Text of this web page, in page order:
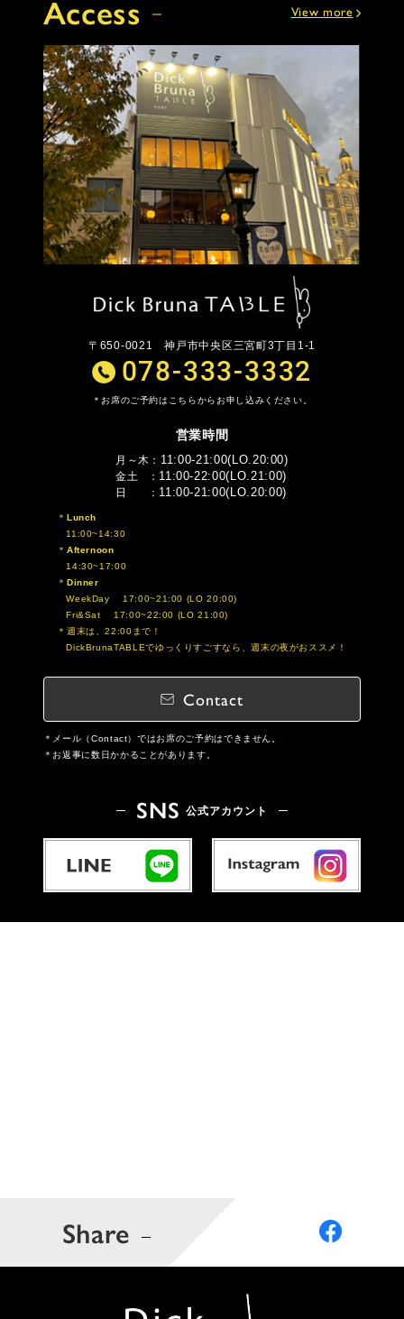
Access View more
〒650-0021神戸市中央区三宮町3丁目1-1
078-333-3332
お席のご予約はこちらからお申し込みください。
営業時間
月～木 11:00-21:00(LO.20:00)
金土 11:00-22:00(LO.21:00)
日 11:00-21:00(LO.20:00)
Lunch
11:00~14:30
Afternoon
14:30~17:00
Dinner
WeekDay 17:00~21:00 (LO 20:00)
Fri&Sat 17:00~22:00 (LO 21:00)
週末は、22:00まで！
DickBrunaTABLEでゆっくりすごすなら、週末の夜がおススメ！
Contact
メール（Contact）ではお席のご予約はできません。
お返事に数日かかることがあります。
SNS 公式アカウント
Share